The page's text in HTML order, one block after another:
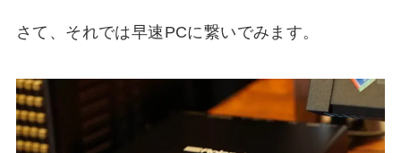
さて、それでは早速PCに繋いでみます。